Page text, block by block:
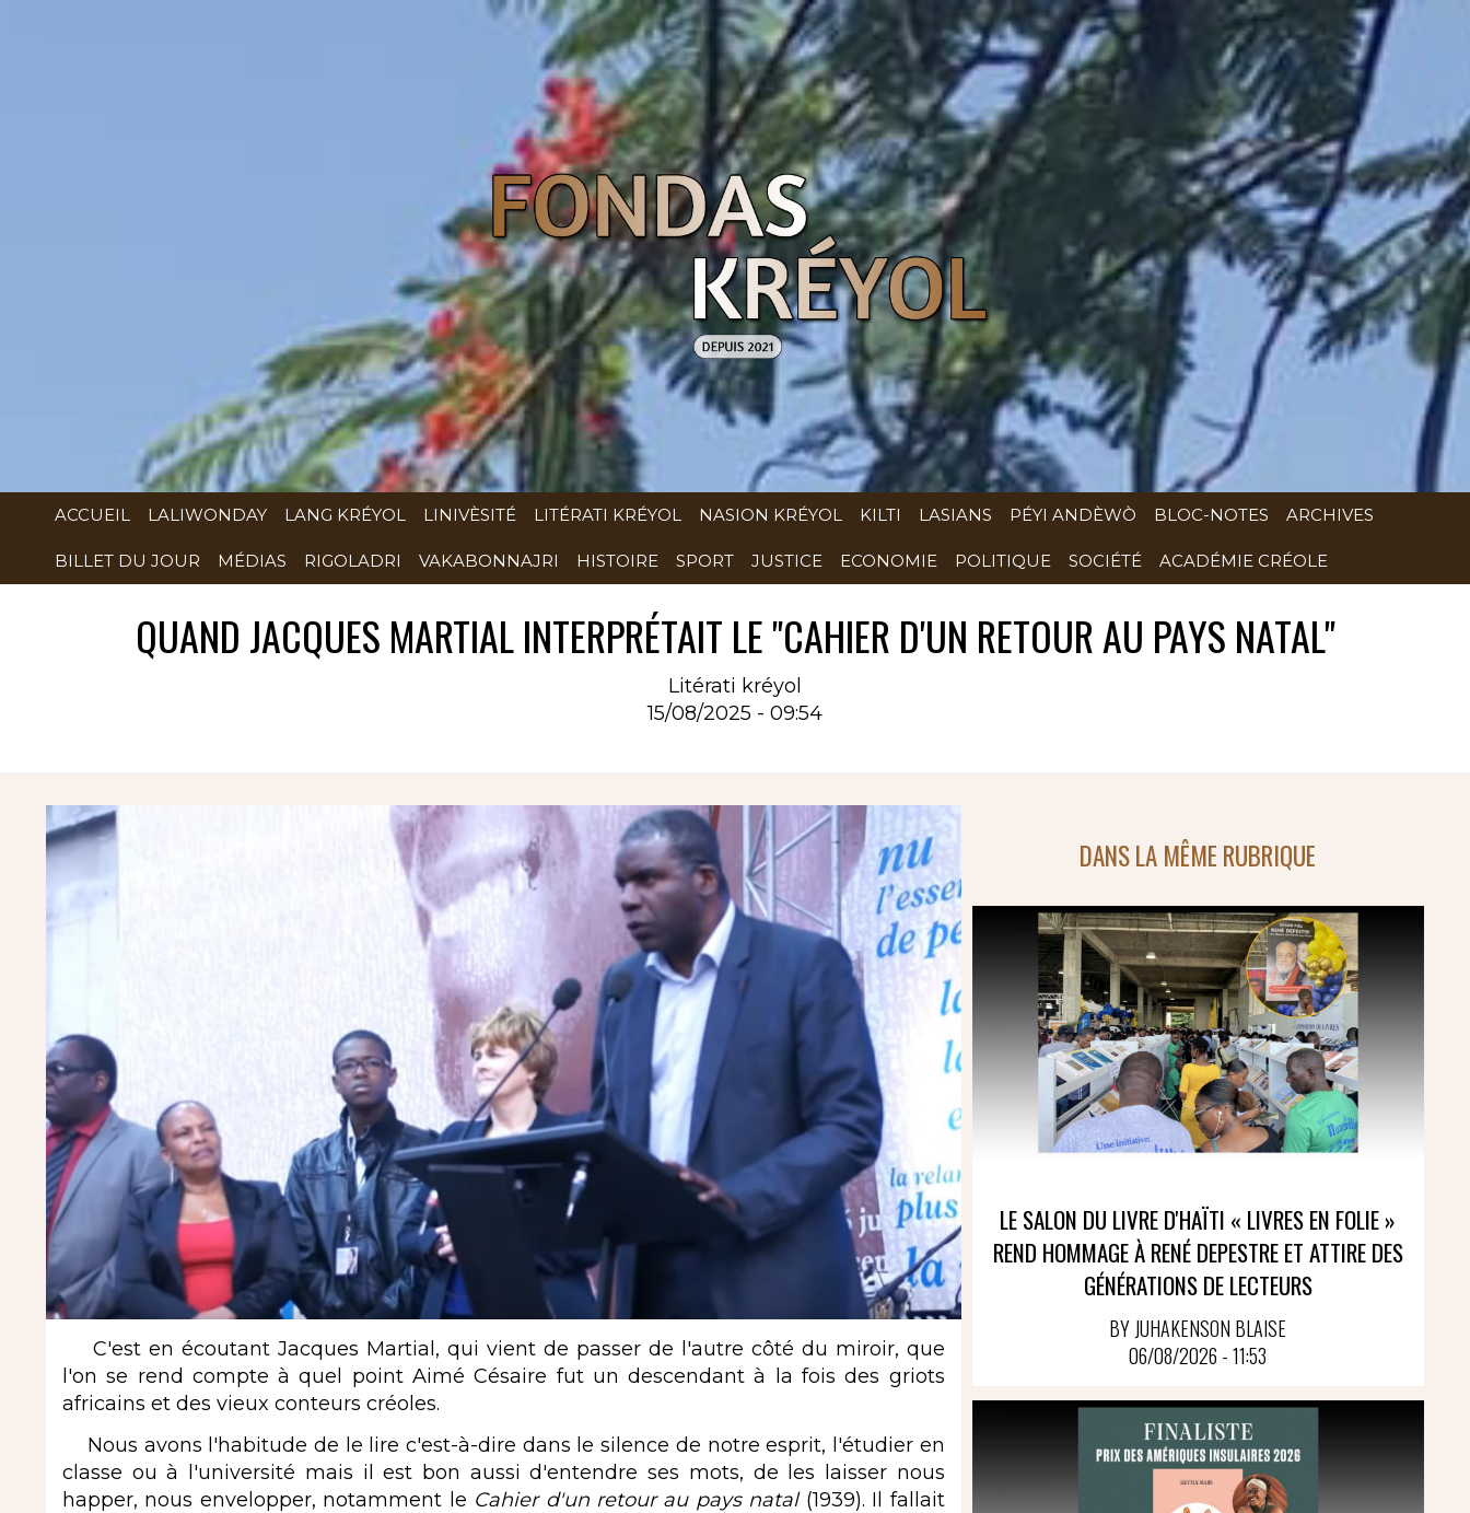
ACCUEIL LALIWONDAY LANG KRÉYOL LINIVÈSITÉ LITÉRATI KRÉYOL NASION KRÉYOL KILTI LASIANS PÉYI ANDÈWÒ BLOC-NOTES ARCHIVES
BILLET DU JOUR MÉDIAS RIGOLADRI VAKABONNAJRI HISTOIRE SPORT JUSTICE ECONOMIE POLITIQUE SOCIÉTÉ ACADÉMIE CRÉOLE
QUAND JACQUES MARTIAL INTERPRÉTAIT LE "CAHIER D'UN RETOUR AU PAYS NATAL"
Litérati kréyol
15/08/2025 - 09:54
C'est en écoutant Jacques Martial, qui vient de passer de l'autre côté du miroir, que
l'on se rend compte à quel point Aimé Césaire fut un descendant à la fois des griots
africains et des vieux conteurs créoles.
Nous avons l'habitude de le lire c'est-à-dire dans le silence de notre esprit, l'étudier en
classe ou à l'université mais il est bon aussi d'entendre ses mots, de les laisser nous
happer, nous envelopper, notamment le Cahier d'un retour au pays natal (1939). Il fallait
DANS LA MÊME RUBRIQUE
LE SALON DU LIVRE D'HAÏTI « LIVRES EN FOLIE »
REND HOMMAGE À RENÉ DEPESTRE ET ATTIRE DES
GÉNÉRATIONS DE LECTEURS
BY JUHAKENSON BLAISE
06/08/2026 - 11:53